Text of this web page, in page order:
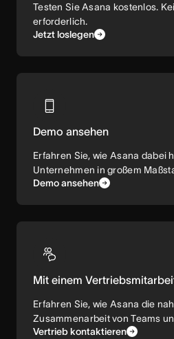
Testen Sie Asana kostenlos.
erforderlich.
Jetzt loslegen
Demo ansehen
Erfahren Sie, wie Asana dabei
Unternehmen in großem
Demo ansehen
Mit einem
Erfahren Sie, wie Asana die
Zusammenarbeit von Teams
Vertrieb kontaktieren